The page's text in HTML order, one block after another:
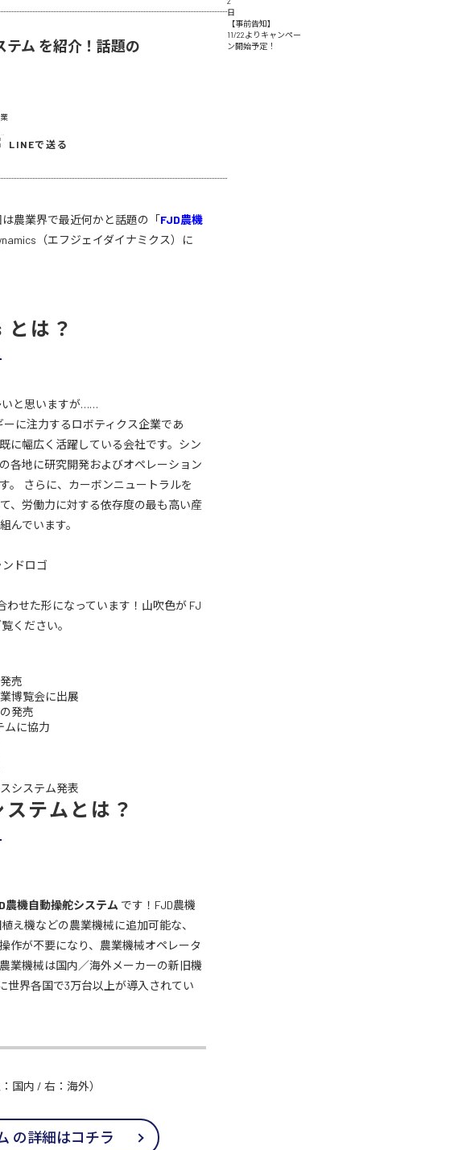
テム を紹介！話題の
LINEで送る
農業界で最近何かと話題の「FJD農機
（エフジェイダイナミクス）に
は？
いと思いますが……
に注力するロボティクス企業であ
に幅広く活躍している会社です。シン
各地に研究開発およびオペレーション
。 さらに、カーボンニュートラルを
、労働力に対する依存度の最も高い産
んでいます。
ンドロゴ
わせた形になっています！山吹色が FJ
ください。
売
博覧会に出展
発売
ムに協力
システム発表
テムとは？
農機自動操舵システム です！FJD農機
え機などの農業機械に追加可能な、
作が不要になり、農業機械オペレータ
業機械は国内／海外メーカーの新旧機
世界各国で3万台以上が導入されてい
国内 / 右：海外）
の詳細はコチラ
日
【事前告知】
11/22よりキャンペー
ン開始予定！